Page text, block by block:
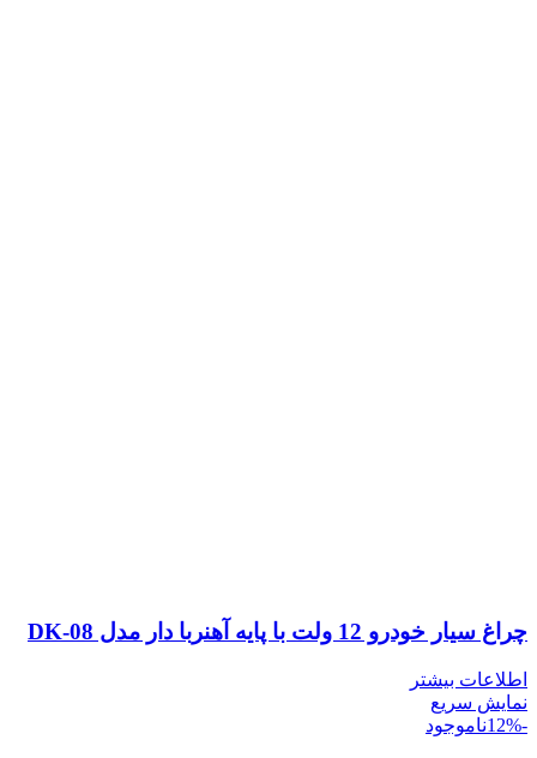
چراغ سیار خودرو 12 ولت با پایه آهنربا دار مدل DK-08
اطلاعات بیشتر
نمایش سریع
-12%
ناموجود